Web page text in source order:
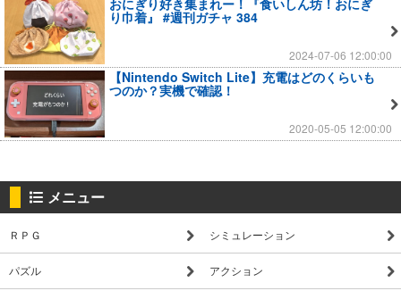
おにぎり好き集まれー！『食いしん坊！おにぎ
り巾着』 #週刊ガチャ 384
2024-07-06 12:00:00
【Nintendo Switch Lite】充電はどのくらいも
つのか？実機で確認！
2020-05-05 12:00:00
メニュー
ＲＰＧ シミュレーション
パズル アクション